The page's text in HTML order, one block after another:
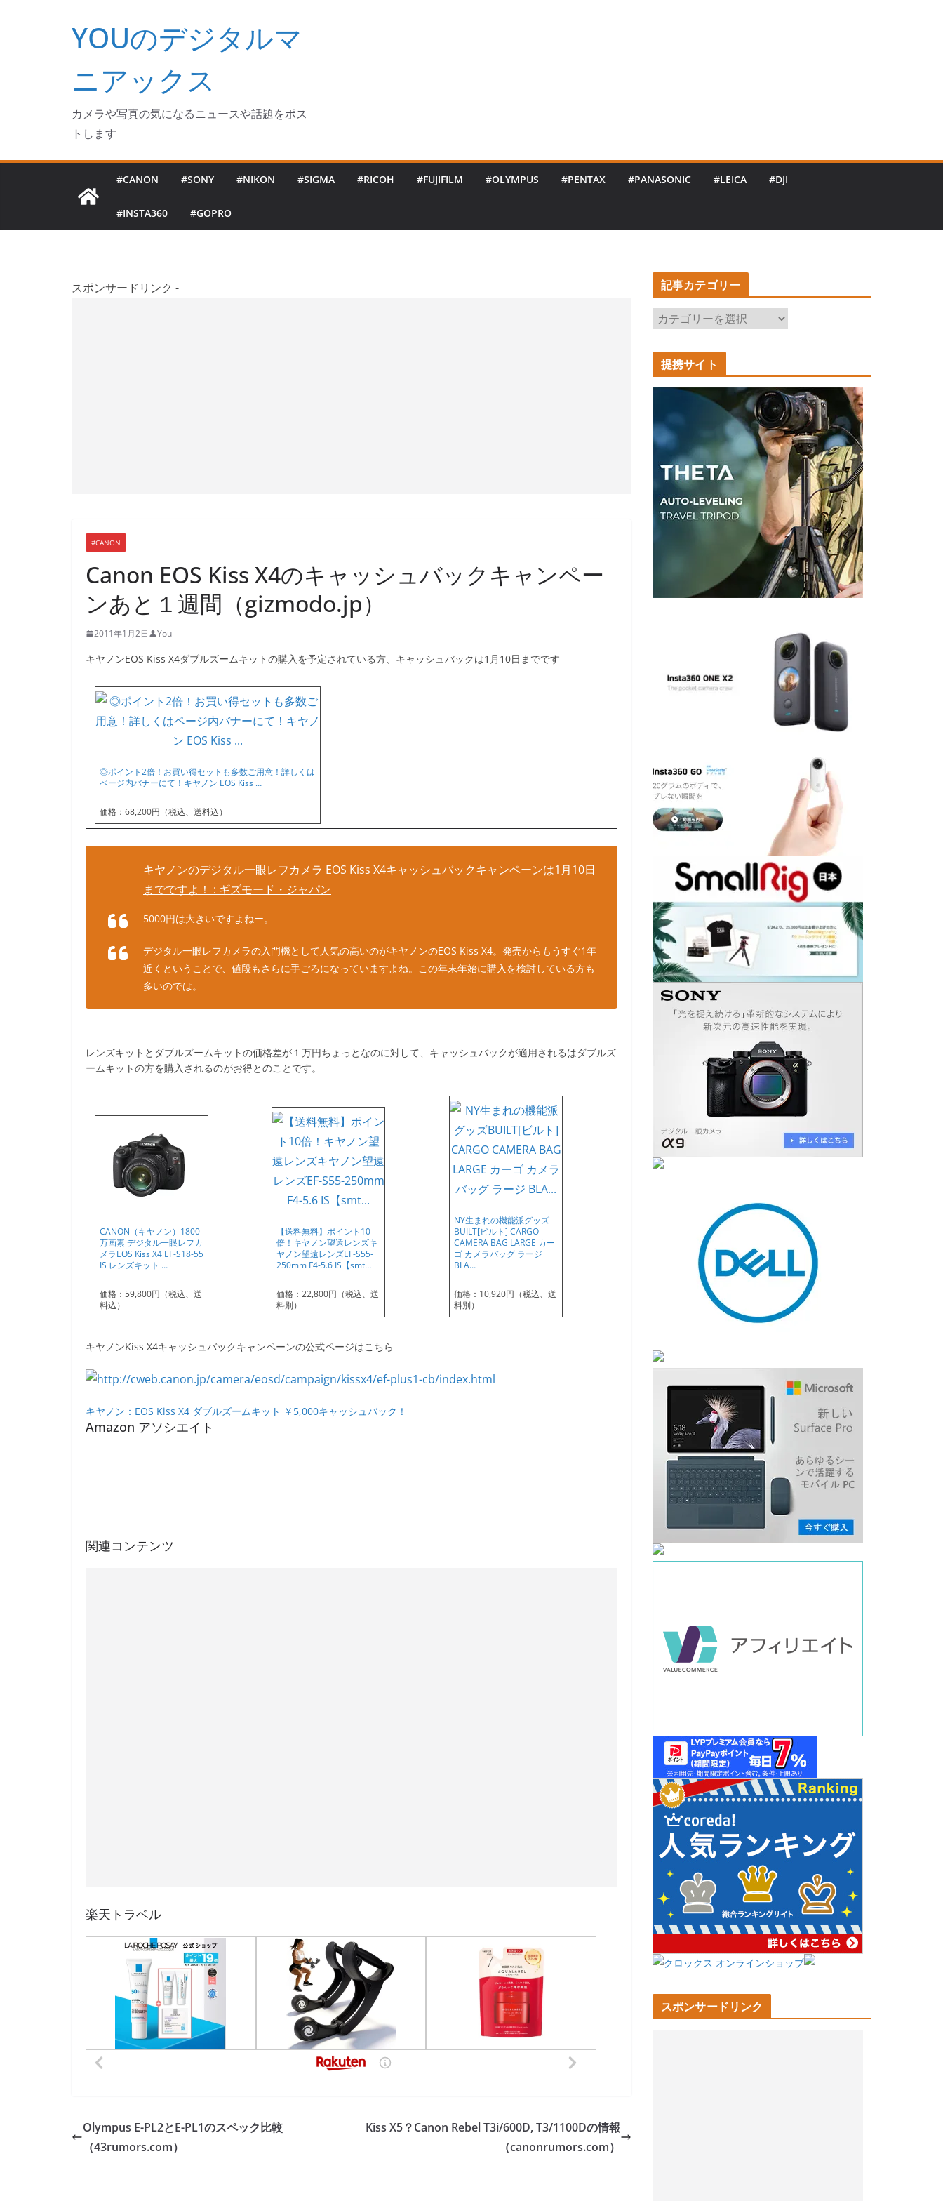
ッ
YOUのデジタルマ
ニアックス
カメラや写真の気になるニュースや話題をポス
トします
#CANON #SONY #NIKON #SIGMA #RICOH #FUJIFILM #OLYMPUS #PENTAX #PANASONIC #LEICA #DJI
#INSTA360 #GOPRO
スポンサードリンク -
#CANON
Canon EOS Kiss X4のキャッシュバックキャンペー
ンあと１週間（gizmodo.jp）
2011年1月2日 You
キヤノンEOS Kiss X4ダブルズームキットの購入を予定されている方、キャッシュバックは1月10日までです
◎ポイント2倍！お買い得セットも多数ご用意！詳しくは
ページ内バナーにて！キヤノン EOS Kiss …
価格：68,200円（税込、送料込）
キヤノンのデジタル一眼レフカメラ EOS Kiss X4キャッシュバックキャンペーンは1月10日
までですよ！ : ギズモード・ジャパン
5000円は大きいですよねー。
デジタル一眼レフカメラの入門機として人気の高いのがキヤノンのEOS Kiss X4。発売からもうすぐ1年
近くということで、値段もさらに手ごろになっていますよね。この年末年始に購入を検討している方も
多いのでは。
レンズキットとダブルズームキットの価格差が１万円ちょっとなのに対して、キャッシュバックが適用されるはダブルズ
ームキットの方を購入されるのがお得とのことです。
CANON（キヤノン）1800
万画素 デジタル一眼レフカ
メラEOS Kiss X4 EF-S18-55
IS レンズキット …
価格：59,800円（税込、送
料込）
【送料無料】ポイント10
倍！キヤノン望遠レンズキ
ヤノン望遠レンズEF-S55-
250mm F4-5.6 IS【smt…
価格：22,800円（税込、送
料別）
NY生まれの機能派グッズ
BUILT[ビルト] CARGO
CAMERA BAG LARGE カー
ゴ カメラバッグ ラージ
BLA…
価格：10,920円（税込、送
料別）
キヤノンKiss X4キャッシュバックキャンペーンの公式ページはこちら
キヤノン：EOS Kiss X4 ダブルズームキット ￥5,000キャッシュバック！
Amazon アソシエイト
関連コンテンツ
楽天トラベル
Olympus E-PL2とE-PL1のスペック比較
（43rumors.com）
Kiss X5？Canon Rebel T3i/600D, T3/1100Dの情報
（canonrumors.com）
記事カテゴリー
記
事
カ
テ
ゴ
ー
提携サイト
スポンサードリンク